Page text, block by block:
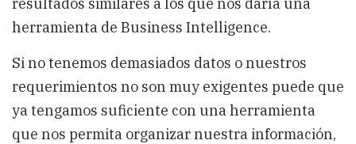
herramienta de Business Intelligence.
Si no tenemos demasiados datos o nuestros
requerimientos no son muy exigentes puede que
ya tengamos suficiente con una herramienta
que nos permita organizar nuestra información,